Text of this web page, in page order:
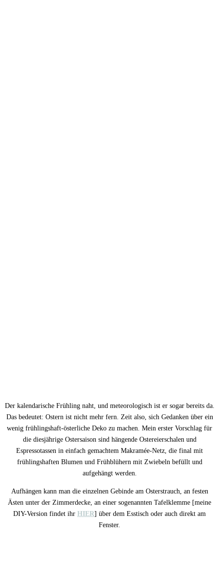
Der kalendarische Frühling naht, und meteorologisch ist er sogar bereits da.
Das bedeutet: Ostern ist nicht mehr fern. Zeit also, sich Gedanken über ein
wenig frühlingshaft-österliche Deko zu machen. Mein erster Vorschlag für
die diesjährige Ostersaison sind hängende Ostereierschalen und
Espressotassen in einfach gemachtem Makramée-Netz, die final mit
frühlingshaften Blumen und Frühblühern mit Zwiebeln befüllt und
aufgehängt werden.
Aufhängen kann man die einzelnen Gebinde am Osterstrauch, an festen
Ästen unter der Zimmerdecke, an einer sogenannten Tafelklemme [meine
DIY-Version findet ihr HIER] über dem Esstisch oder auch direkt am
Fenster.